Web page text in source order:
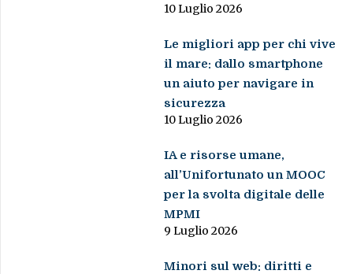
10 Luglio 2026
Le migliori app per chi vive
il mare: dallo smartphone
un aiuto per navigare in
sicurezza
10 Luglio 2026
IA e risorse umane,
all’Unifortunato un MOOC
per la svolta digitale delle
MPMI
9 Luglio 2026
Minori sul web: diritti e